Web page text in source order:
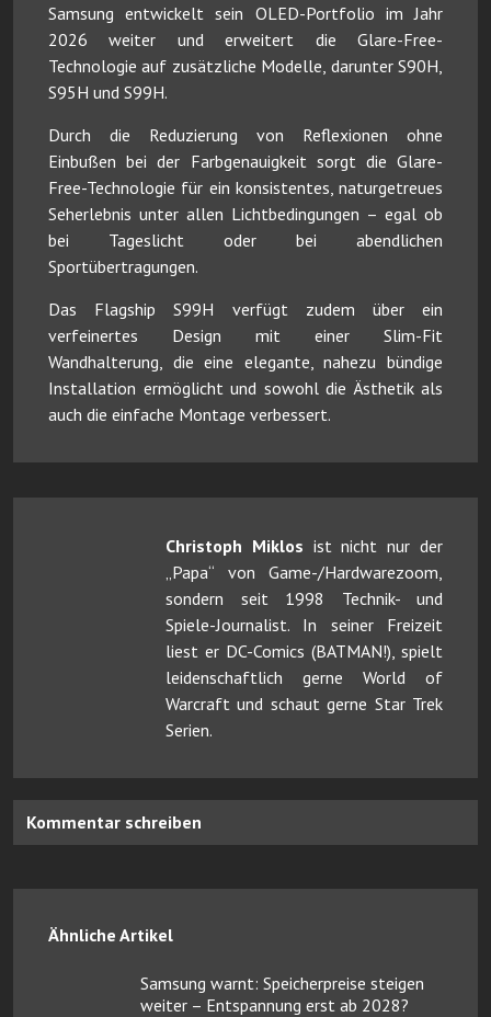
Samsung entwickelt sein OLED-Portfolio im Jahr
2026 weiter und erweitert die Glare-Free-
Technologie auf zusätzliche Modelle, darunter S90H,
S95H und S99H.
Durch die Reduzierung von Reflexionen ohne
Einbußen bei der Farbgenauigkeit sorgt die Glare-
Free-Technologie für ein konsistentes, naturgetreues
Seherlebnis unter allen Lichtbedingungen – egal ob
bei Tageslicht oder bei abendlichen
Sportübertragungen.
Das Flagship S99H verfügt zudem über ein
verfeinertes Design mit einer Slim-Fit
Wandhalterung, die eine elegante, nahezu bündige
Installation ermöglicht und sowohl die Ästhetik als
auch die einfache Montage verbessert.
Christoph Miklos ist nicht nur der
„Papa“ von Game-/Hardwarezoom,
sondern seit 1998 Technik- und
Spiele-Journalist. In seiner Freizeit
liest er DC-Comics (BATMAN!), spielt
leidenschaftlich gerne World of
Warcraft und schaut gerne Star Trek
Serien.
Kommentar schreiben
Ähnliche Artikel
Samsung warnt: Speicherpreise steigen
weiter – Entspannung erst ab 2028?